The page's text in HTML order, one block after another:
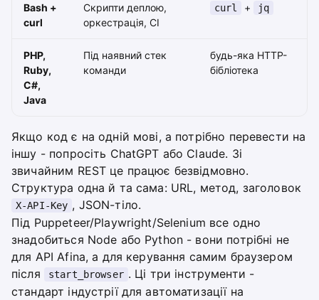
Bash +
curl
Скрипти деплою,
оркестрація, CI
curl + jq
PHP,
Ruby,
C#,
Java
Під наявний стек
команди
будь-яка HTTP-
бібліотека
Якщо код є на одній мові, а потрібно перевести на
іншу - попросіть ChatGPT або Claude. Зі
звичайним REST це працює безвідмовно.
Структура одна й та сама: URL, метод, заголовок
X-API-Key , JSON-тіло.
Під Puppeteer/Playwright/Selenium все одно
знадобиться Node або Python - вони потрібні не
для API Afina, а для керування самим браузером
після
start_browser . Ці три інструменти -
стандарт індустрії для автоматизації на